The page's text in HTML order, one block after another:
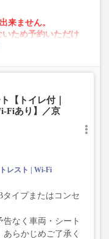
来ません。
いため予約いただけ
います。これに伴
【トイレ付｜
Fiあり】／京
レスト
Wi-Fi
タイプまたはコンセ
告なく車両・シート
らかじめご了承く